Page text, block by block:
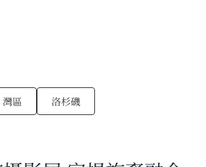
灣區 洛杉磯